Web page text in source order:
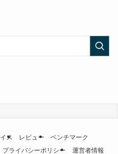
ス レビュー
ベンチマーク
プライバシーポリシー 運営者情報